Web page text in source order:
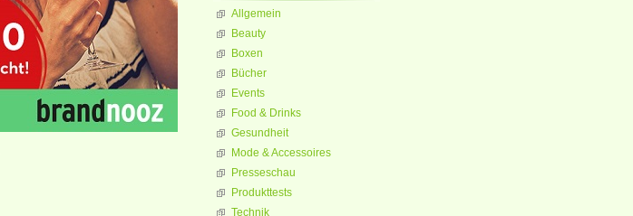
Allgemein
Beauty
Boxen
Bücher
Events
Food & Drinks
Gesundheit
Mode & Accessoires
Presseschau
Produkttests
Technik